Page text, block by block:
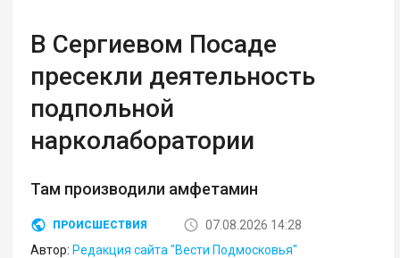
В Сергиевом Посаде
пресекли деятельность
подпольной
нарколаборатории
Там производили амфетамин
ПРОИСШЕСТВИЯ
07.08.2026 14:28
Автор: Редакция сайта "Вести Подмосковья"